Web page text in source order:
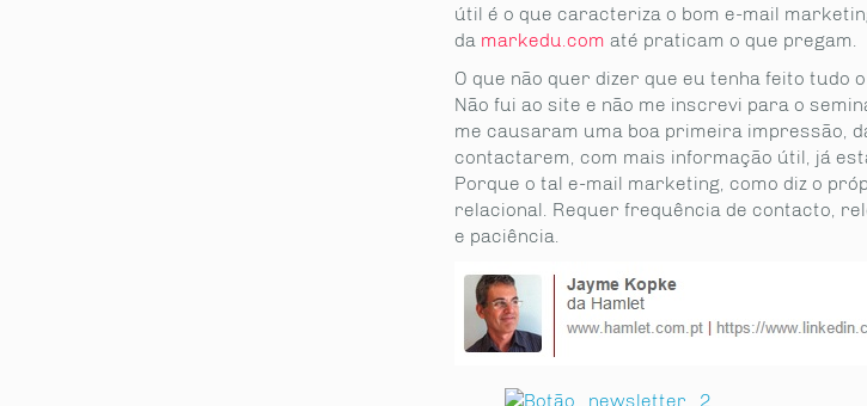
útil é o que caracteriza o bom e-mail
da markedu.com até praticam o que pregam.
O que não quer dizer que eu tenha feito tudo
Não fui ao site e não me inscrevi para o
me causaram uma boa primeira impressão,
contactarem, com mais informação útil, já
Porque o tal e-mail marketing, como diz o
relacional. Requer frequência de contacto,
e paciência.